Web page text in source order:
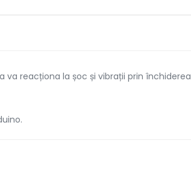
va reacționa la șoc și vibrații prin închiderea